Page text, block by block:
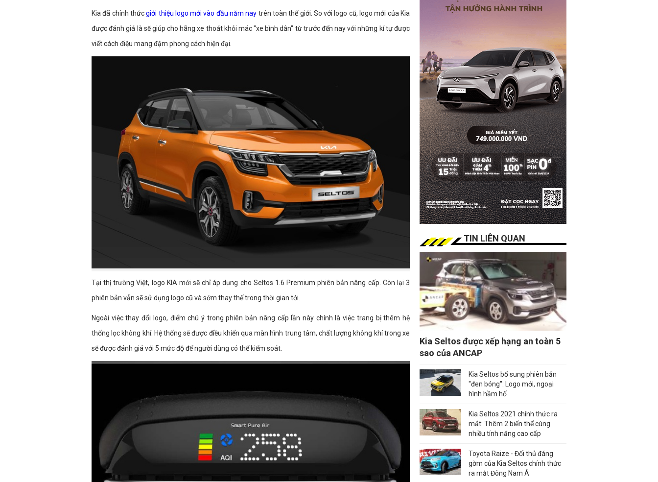
Kia đã chính thứcgiới thiệu logo mới vào đầu năm nay trên toàn thế giới. So với logo cũ, logo mới của Kia
được đánh giá là sẽ giúp cho hãng xe thoát khỏi mác "xe bình dân" từ trước đến nay với những kí tự được
viết cách điệu mang đậm phong cách hiện đại.
Tại thị trường Việt, logo KIA mới sẽ chỉ áp dụng cho Seltos 1.6 Premium phiên bản nâng cấp. Còn lại 3
phiên bản vẫn sẽ sử dụng logo cũ và sớm thay thế trong thời gian tới.
Ngoài việc thay đổi logo, điểm chú ý trong phiên bản nâng cấp lần này chính là việc trang bị thêm hệ
thống lọc không khí. Hệ thống sẽ được điều khiển qua màn hình trung tâm, chất lượng không khí trong xe
sẽ được đánh giá với 5 mức độ để người dùng có thể kiểm soát.
TIN LIÊN QUAN
Kia Seltos được xếp hạng an toàn 5
sao của ANCAP
Kia Seltos bổ sung phiên bản
"đen bóng": Logo mới, ngoại
hình hầm hố
Kia Seltos 2021 chính thức ra
mắt: Thêm 2 biến thể cùng
nhiều tính năng cao cấp
Toyota Raize - Đối thủ đáng
gờm của Kia Seltos chính thức
ra mắt Đông Nam Á